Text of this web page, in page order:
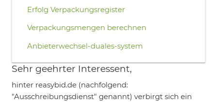
Erfolg Verpackungsregister
Verpackungsmengen berechnen
Anbieterwechsel-duales-system
Sehr geehrter Interessent,
hinter reasybid.de (nachfolgend:
"Ausschreibungsdienst" genannt) verbirgt sich ein